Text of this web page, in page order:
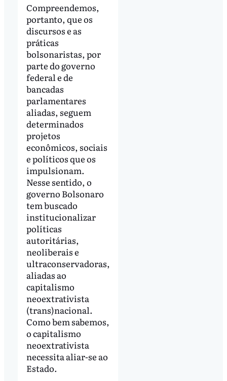
Compreendemos,
portanto, que os
discursos e as
práticas
bolsonaristas, por
parte do governo
federal e de
bancadas
parlamentares
aliadas, seguem
determinados
projetos
econômicos, sociais
e políticos que os
impulsionam.
Nesse sentido, o
governo Bolsonaro
tem buscado
institucionalizar
políticas
autoritárias,
neoliberais e
ultraconservadoras,
aliadas ao
capitalismo
neoextrativista
(trans)nacional.
Como bem sabemos,
o capitalismo
neoextrativista
necessita aliar-se ao
Estado.